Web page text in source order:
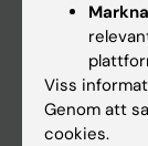
Schema
Studentmejlen
Viss
Genom att
cookies.